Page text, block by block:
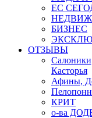
ЕС
БИЗНЕС
ОТЗЫВЫ
Касторья
Афины,
КРИТ
о-ва